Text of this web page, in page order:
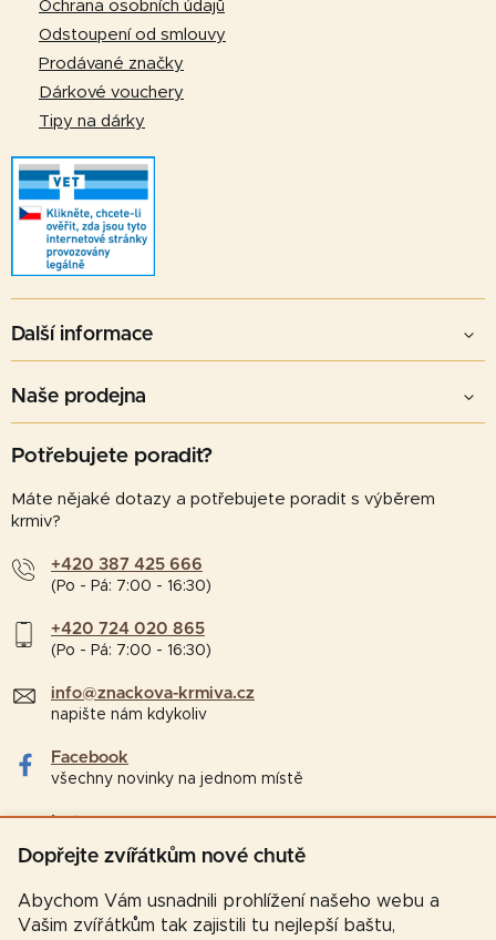
Dopřejte zvířátkům nové chutě
Abychom Vám usnadnili prohlížení našeho webu a
Vašim zvířátkům tak zajistili tu nejlepší baštu,
Ochrana osobních údajů
Odstoupení od smlouvy
Prodávané značky
Dárkové vouchery
Tipy na dárky
Další informace
Naše prodejna
Potřebujete poradit?
Máte nějaké dotazy a potřebujete poradit s výběrem
krmiv?
+420 387 425 666
(Po - Pá: 7:00 - 16:30)
+420 724 020 865
(Po - Pá: 7:00 - 16:30)
info@znackova-krmiva.cz
napište nám kdykoliv
Facebook
všechny novinky na jednom místě
Instagram
tipy a zajímavosti pro chovatele